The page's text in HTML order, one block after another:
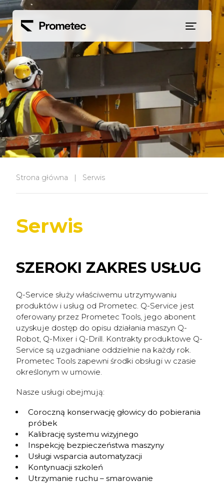
Strona główna | Serwis
Serwis
SZEROKI ZAKRES USŁUG
Q-Service służy właściwemu utrzymywaniu
produktów i usług od Prometec. Q-Service jest
oferowany przez Prometec Tools, jego abonent
uzyskuje dostęp do opisu działania maszyn Q-
Robot, Q-Mixer i Q-Drill. Kontrakty produktowe Q-
Service są uzgadniane oddzielnie na każdy rok.
Prometec Tools zapewni środki obsługi w czasie
określonym w umowie.
Nasze usługi obejmują:
Coroczną konserwację głowicy do pobierania
próbek
Kalibrację systemu wizyjnego
Inspekcję bezpieczeństwa maszyny
Usługi wsparcia automatyzacji
Kontynuacji szkoleń
Utrzymanie ruchu – smarowanie